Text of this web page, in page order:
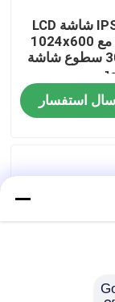
7 بوصة IPS شاشة LCD
الصناعية مع 1024x600
دقة و 300 سطوع شاشة
استفسار